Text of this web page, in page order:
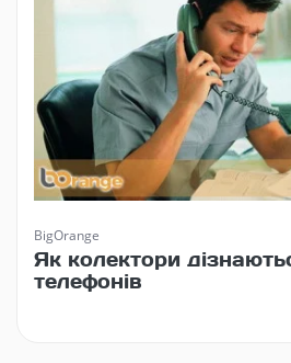
BigOrange
Як колектори
телефонів